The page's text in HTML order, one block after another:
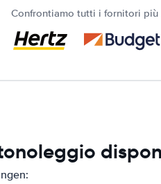
Confrontiamo tutti i fornitori più